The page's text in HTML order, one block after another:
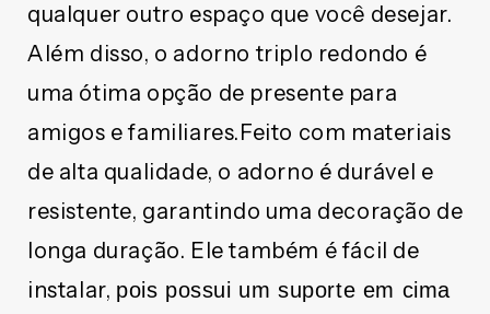
qualquer outro espaço que você desejar.
Além disso, o adorno triplo redondo é
uma ótima opção de presente para
amigos e familiares.Feito com materiais
de alta qualidade, o adorno é durável e
resistente, garantindo uma decoração de
longa duração. Ele também é fácil de
instalar, pois possui um suporte em cima